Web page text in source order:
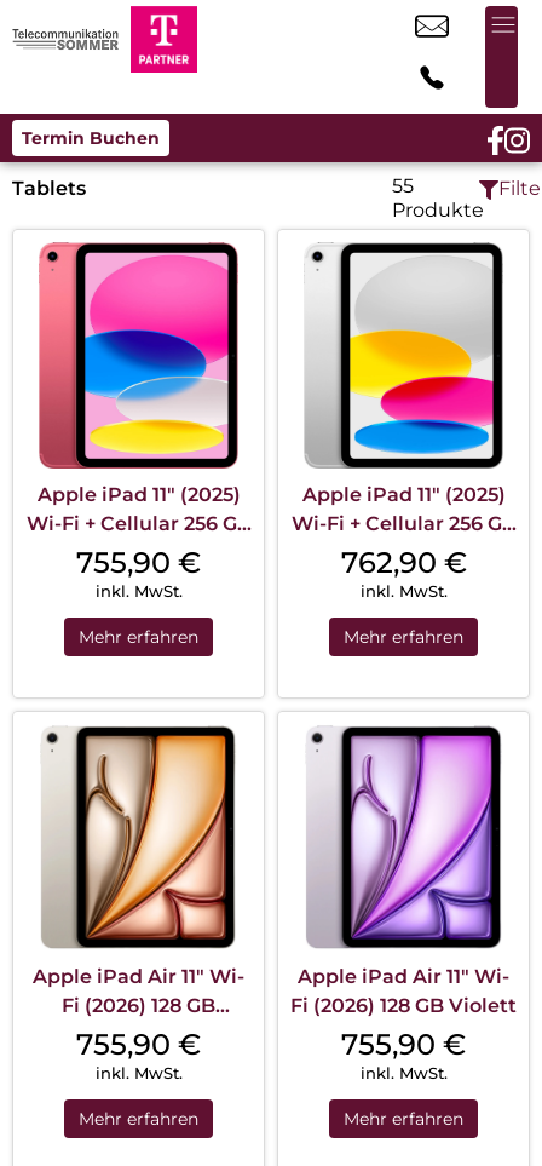
Termin Buchen
Tablets
55
Produkte
Apple iPad 11″ (2025)
Wi-Fi + Cellular 256 GB
Pink
755,90 €
inkl. MwSt.
Mehr erfahren
Apple iPad 11″ (2025)
Wi-Fi + Cellular 256 GB
Silber
762,90 €
inkl. MwSt.
Mehr erfahren
Apple iPad Air 11″ Wi-
Fi (2026) 128 GB
Polarstern
755,90 €
inkl. MwSt.
Mehr erfahren
Apple iPad Air 11″ Wi-
Fi (2026) 128 GB Violett
755,90 €
inkl. MwSt.
Mehr erfahren